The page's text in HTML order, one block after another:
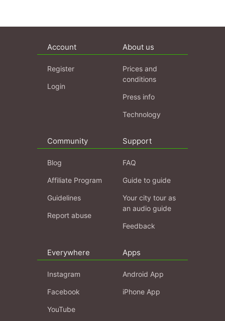
Account
Register
Login
About us
Prices and
conditions
Press info
Technology
Community
Blog
Affiliate Program
Guidelines
Report abuse
Support
FAQ
Guide to guide
Your city tour as
an audio guide
Feedback
Everywhere
Instagram
Facebook
YouTube
Apps
Android App
iPhone App